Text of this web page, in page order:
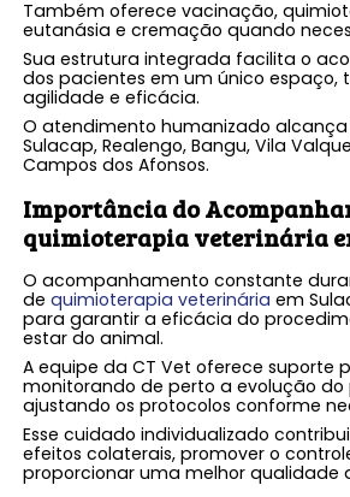
Também oferece vacinação,
eutanásia e cremação quando
Sua estrutura integrada facilita o
dos pacientes em um único espaço,
agilidade e eficácia.
O atendimento humanizado
Sulacap, Realengo, Bangu, Vila
Campos dos Afonsos.
Importância do
quimioterapia veterinária
O acompanhamento constante
dequimioterapia veterinária em
para garantir a eficácia do
estar do animal.
A equipe da CT Vet oferece suporte
monitorando de perto a evolução do
ajustando os protocolos conforme
Esse cuidado individualizado
efeitos colaterais, promover o
proporcionar uma melhor qualidade